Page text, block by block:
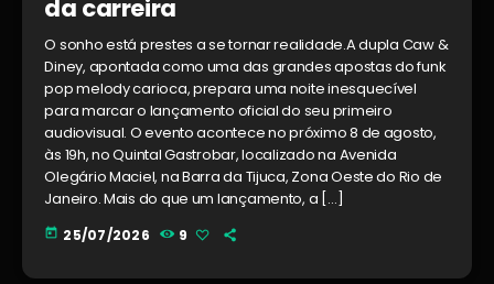
da carreira
O sonho está prestes a se tornar realidade.A dupla Caw &
Diney, apontada como uma das grandes apostas do funk
pop melody carioca, prepara uma noite inesquecível
para marcar o lançamento oficial do seu primeiro
audiovisual. O evento acontece no próximo 8 de agosto,
às 19h, no Quintal Gastrobar, localizado na Avenida
Olegário Maciel, na Barra da Tijuca, Zona Oeste do Rio de
Janeiro. Mais do que um lançamento, a […]
today 25/07/2026 9